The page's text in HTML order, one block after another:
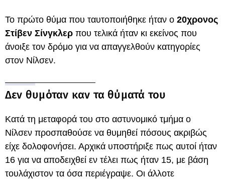
Το πρώτο θύμα που ταυτοποιήθηκε ήταν ο 20χρονος
Στίβεν Σίνγκλερ που τελικά ήταν κι εκείνος που
άνοιξε τον δρόμο για να απαγγελθούν κατηγορίες
στον Νίλσεν.
Δεν θυμόταν καν τα θύματά του
Κατά τη μεταφορά του στο αστυνομικό τμήμα ο
Νίλσεν προσπαθούσε να θυμηθεί πόσους ακριβώς
είχε δολοφονήσει. Αρχικά υποστήριξε πως αυτοί ήταν
16 για να αποδειχθεί εν τέλει πως ήταν 15, με βάση
τουλάχιστον τα όσα περιέγραψε. Οι άλλοτε